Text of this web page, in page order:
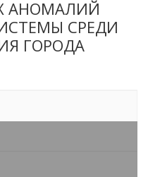
АНОМАЛИЙ
СРЕДИ
ГОРОДА